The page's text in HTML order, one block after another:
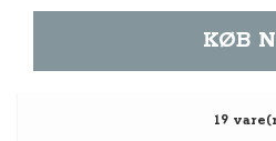
KØB
19